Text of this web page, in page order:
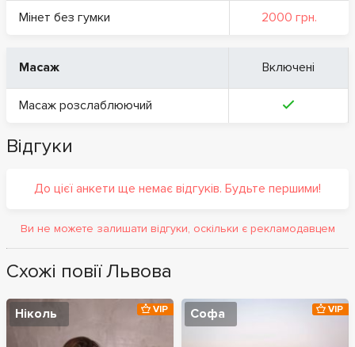
Мінет без гумки 2000 грн.
Масаж Включені
Масаж розслаблюючий
Відгуки
До цієї анкети ще немає відгуків. Будьте першими!
Ви не можете залишати відгуки, оскільки є рекламодавцем
Схожі повії Львова
Ніколь VIP Софа VIP